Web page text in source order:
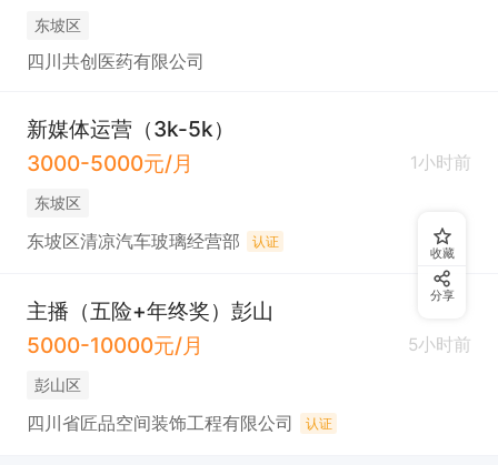
东坡区
四川共创医药有限公司
新媒体运营（3k-5k）
3000-5000元/月
1小时前
东坡区
东坡区清凉汽车玻璃经营部 认证
主播（五险+年终奖）彭山
5000-10000元/月
5小时前
彭山区
四川省匠品空间装饰工程有限公司 认证
收藏
分享